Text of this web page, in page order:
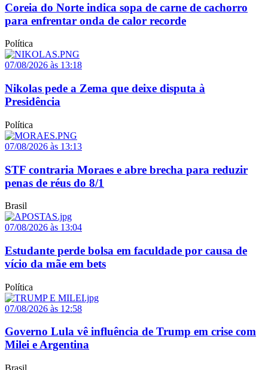
Coreia do Norte indica sopa de carne de cachorro
para enfrentar onda de calor recorde
Política
07/08/2026 às 13:18
Nikolas pede a Zema que deixe disputa à
Presidência
Política
07/08/2026 às 13:13
STF contraria Moraes e abre brecha para reduzir
penas de réus do 8/1
Brasil
07/08/2026 às 13:04
Estudante perde bolsa em faculdade por causa de
vício da mãe em bets
Política
07/08/2026 às 12:58
Governo Lula vê influência de Trump em crise com
Milei e Argentina
Brasil